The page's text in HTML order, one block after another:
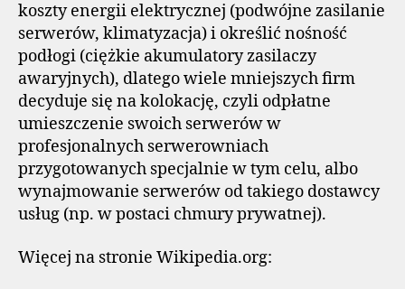
koszty energii elektrycznej (podwójne zasilanie
serwerów, klimatyzacja) i określić nośność
podłogi (ciężkie akumulatory zasilaczy
awaryjnych), dlatego wiele mniejszych firm
decyduje się na kolokację, czyli odpłatne
umieszczenie swoich serwerów w
profesjonalnych serwerowniach
przygotowanych specjalnie w tym celu, albo
wynajmowanie serwerów od takiego dostawcy
usług (np. w postaci chmury prywatnej).
Więcej na stronie Wikipedia.org: